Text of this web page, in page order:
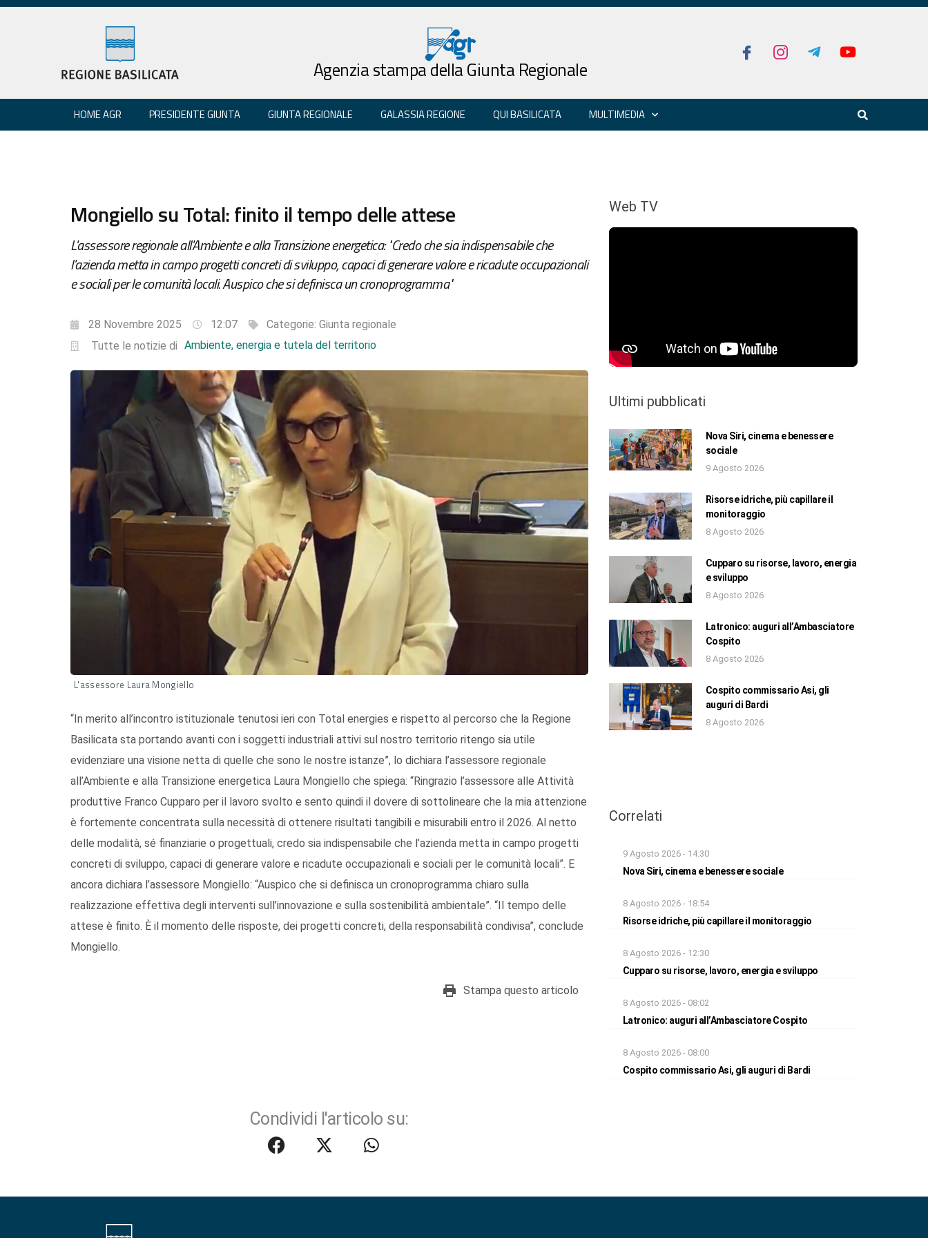
Agenzia stampa della Giunta Regionale
HOME AGR PRESIDENTE GIUNTA GIUNTA REGIONALE GALASSIA REGIONE QUI BASILICATA MULTIMEDIA
Mongiello su Total: finito il tempo delle attese
L'assessore regionale all'Ambiente e alla Transizione energetica: "Credo che sia indispensabile che
l'azienda metta in campo progetti concreti di sviluppo, capaci di generare valore e ricadute occupazionali
e sociali per le comunità locali. Auspico che si definisca un cronoprogramma"
28 Novembre 2025 12:07 Categorie: Giunta regionale
Tutte le notizie di Ambiente, energia e tutela del territorio
L'assessore Laura Mongiello
“In merito all’incontro istituzionale tenutosi ieri con Total energies e rispetto al percorso che la Regione
Basilicata sta portando avanti con i soggetti industriali attivi sul nostro territorio ritengo sia utile
evidenziare una visione netta di quelle che sono le nostre istanze”, lo dichiara l’assessore regionale
all’Ambiente e alla Transizione energetica Laura Mongiello che spiega: “Ringrazio l’assessore alle Attività
produttive Franco Cupparo per il lavoro svolto e sento quindi il dovere di sottolineare che la mia attenzione
è fortemente concentrata sulla necessità di ottenere risultati tangibili e misurabili entro il 2026. Al netto
delle modalità, sé finanziarie o progettuali, credo sia indispensabile che l’azienda metta in campo progetti
concreti di sviluppo, capaci di generare valore e ricadute occupazionali e sociali per le comunità locali”. E
ancora dichiara l’assessore Mongiello: “Auspico che si definisca un cronoprogramma chiaro sulla
realizzazione effettiva degli interventi sull’innovazione e sulla sostenibilità ambientale”. “Il tempo delle
attese è finito. È il momento delle risposte, dei progetti concreti, della responsabilità condivisa”, conclude
Mongiello.
Stampa questo articolo
Condividi l'articolo su:
Web TV
Ultimi pubblicati
Nova Siri, cinema e benessere
sociale
9 Agosto 2026
Risorse idriche, più capillare il
monitoraggio
8 Agosto 2026
Cupparo su risorse, lavoro, energia
e sviluppo
8 Agosto 2026
Latronico: auguri all’Ambasciatore
Cospito
8 Agosto 2026
Cospito commissario Asi, gli
auguri di Bardi
8 Agosto 2026
Correlati
9 Agosto 2026 - 14:30
Nova Siri, cinema e benessere sociale
8 Agosto 2026 - 18:54
Risorse idriche, più capillare il monitoraggio
8 Agosto 2026 - 12:30
Cupparo su risorse, lavoro, energia e sviluppo
8 Agosto 2026 - 08:02
Latronico: auguri all’Ambasciatore Cospito
8 Agosto 2026 - 08:00
Cospito commissario Asi, gli auguri di Bardi